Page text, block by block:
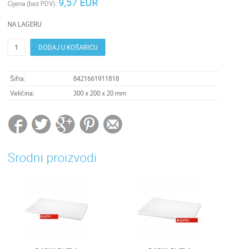
Cijena (bez PDV):
NA LAGERU
DODAJ U KOŠARICU
Šifra:
8421661911818
Veličina:
300 x 200 x 20 mm
Srodni proizvodi